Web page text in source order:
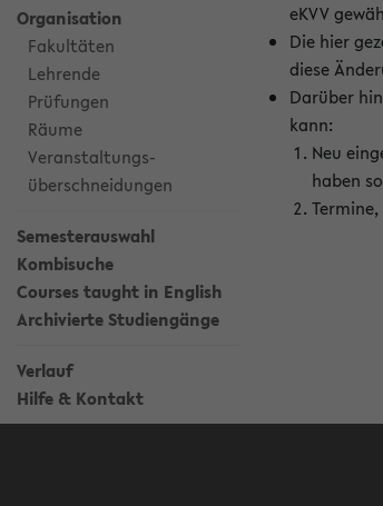
Organisation
Fakultäten
Lehrende
Prüfungen
Räume
Veranstaltungs-
überschneidungen
Semesterauswahl
Kombisuche
Courses taught in English
Archivierte Studiengänge
Verlauf
Hilfe & Kontakt
eKVV
Die hier
diese
Darüber
kann:
Neu
haben